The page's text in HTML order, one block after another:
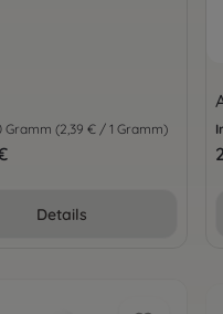
benutze
Gramm (2,39 € / 1 Gramm)
Preis:
Details